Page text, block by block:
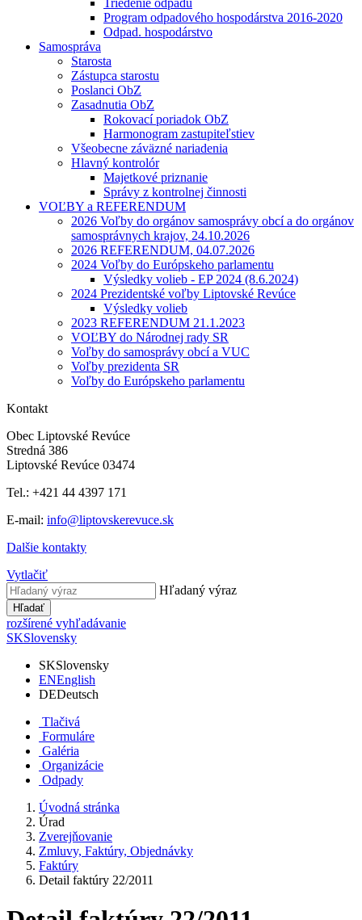
Triedenie odpadu
Program odpadového hospodárstva 2016-2020
Odpad. hospodárstvo
Samospráva
Starosta
Zástupca starostu
Poslanci ObZ
Zasadnutia ObZ
Rokovací poriadok ObZ
Harmonogram zastupiteľstiev
Všeobecne záväzné nariadenia
Hlavný kontrolór
Majetkové priznanie
Správy z kontrolnej činnosti
VOĽBY a REFERENDUM
2026 Voľby do orgánov samosprávy obcí a do orgánov
samosprávnych krajov, 24.10.2026
2026 REFERENDUM, 04.07.2026
2024 Voľby do Európskeho parlamentu
Výsledky volieb - EP 2024 (8.6.2024)
2024 Prezidentské voľby Liptovské Revúce
Výsledky volieb
2023 REFERENDUM 21.1.2023
VOĽBY do Národnej rady SR
Voľby do samosprávy obcí a VUC
Voľby prezidenta SR
Voľby do Európskeho parlamentu
Kontakt
Obec Liptovské Revúce
Stredná 386
Liptovské Revúce 03474
Tel.: +421 44 4397 171
E-mail: info@liptovskerevuce.sk
Dalšie kontakty
Vytlačiť
Hľadaný výraz
Hľadať
rozšírené vyhľadávanie
SKSlovensky
SKSlovensky
ENEnglish
DEDeutsch
Tlačivá
Formuláre
Galéria
Organizácie
Odpady
Úvodná stránka
Úrad
Zverejňovanie
Zmluvy, Faktúry, Objednávky
Faktúry
Detail faktúry 22/2011